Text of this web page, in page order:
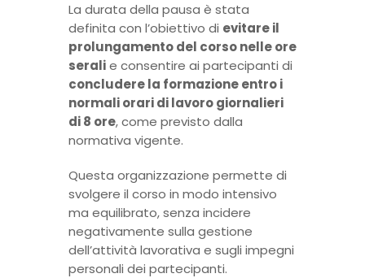
La durata della pausa è stata
definita con l’obiettivo di evitare il
prolungamento del corso nelle ore
seralie consentire ai partecipanti di
concludere la formazione entro i
normali orari di lavoro giornalieri
di 8 ore, come previsto dalla
normativa vigente.
Questa organizzazione permette di
svolgere il corso in modo intensivo
ma equilibrato, senza incidere
negativamente sulla gestione
dell’attività lavorativa e sugli impegni
personali dei partecipanti.